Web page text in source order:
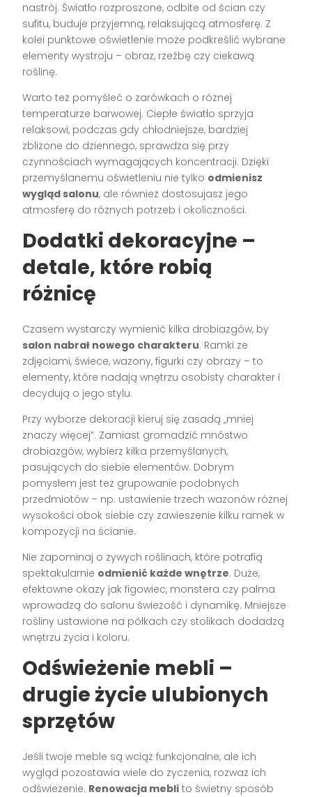
nastrój. Światło rozproszone, odbite od ścian czy
sufitu, buduje przyjemną, relaksującą atmosferę. Z
kolei punktowe oświetlenie może podkreślić wybrane
elementy wystroju – obraz, rzeźbę czy ciekawą
roślinę.
Warto też pomyśleć o żarówkach o różnej
temperaturze barwowej. Ciepłe światło sprzyja
relaksowi, podczas gdy chłodniejsze, bardziej
zbliżone do dziennego, sprawdza się przy
czynnościach wymagających koncentracji. Dzięki
przemyślanemu oświetleniu nie tylko odmienisz
wygląd salonu, ale również dostosujasz jego
atmosferę do różnych potrzeb i okoliczności.
Dodatki dekoracyjne –
detale, które robią
różnicę
Czasem wystarczy wymienić kilka drobiazgów, by
salon nabrał nowego charakteru. Ramki ze
zdjęciami, świece, wazony, figurki czy obrazy – to
elementy, które nadają wnętrzu osobisty charakter i
decydują o jego stylu.
Przy wyborze dekoracji kieruj się zasadą „mniej
znaczy więcej”. Zamiast gromadzić mnóstwo
drobiazgów, wybierz kilka przemyślanych,
pasujących do siebie elementów. Dobrym
pomysłem jest też grupowanie podobnych
przedmiotów – np. ustawienie trzech wazonów różnej
wysokości obok siebie czy zawieszenie kilku ramek w
kompozycji na ścianie.
Nie zapominaj o żywych roślinach, które potrafią
spektakularnie odmienić każde wnętrze. Duże,
efektowne okazy jak figowiec, monstera czy palma
wprowadzą do salonu świeżość i dynamikę. Mniejsze
rośliny ustawione na półkach czy stolikach dodadzą
wnętrzu życia i koloru.
Odświeżenie mebli –
drugie życie ulubionych
sprzętów
Jeśli twoje meble są wciąż funkcjonalne, ale ich
wygląd pozostawia wiele do życzenia, rozważ ich
odświeżenie. Renowacja mebli to świetny sposób